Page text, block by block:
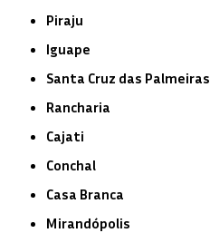
Piraju
Iguape
Santa Cruz das Palmeiras
Rancharia
Cajati
Conchal
Casa Branca
Mirandópolis